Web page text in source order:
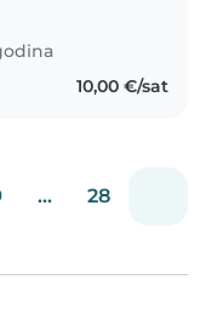
I love all the
childrens.
10,00 €/sat
... 28